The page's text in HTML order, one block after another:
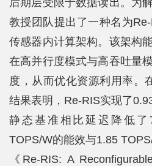
教授团队提出了一种名为
传感器内计算架构。该架构
在高并行度模式与高吞吐量
度，从而优化资源利用率。
结果表明，Re-RIS实现了
静态基准相比延迟降低了
TOPS/W的能效与1.85
《Re-RIS: A